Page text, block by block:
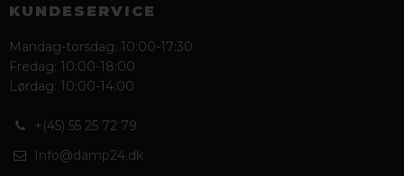
KUNDESERVICE
Mandag-torsdag: 10:00-17:30
Fredag: 10:00-18:00
Lørdag: 10:00-14:00
+(45) 55 25 72 79
Info@damp24.dk